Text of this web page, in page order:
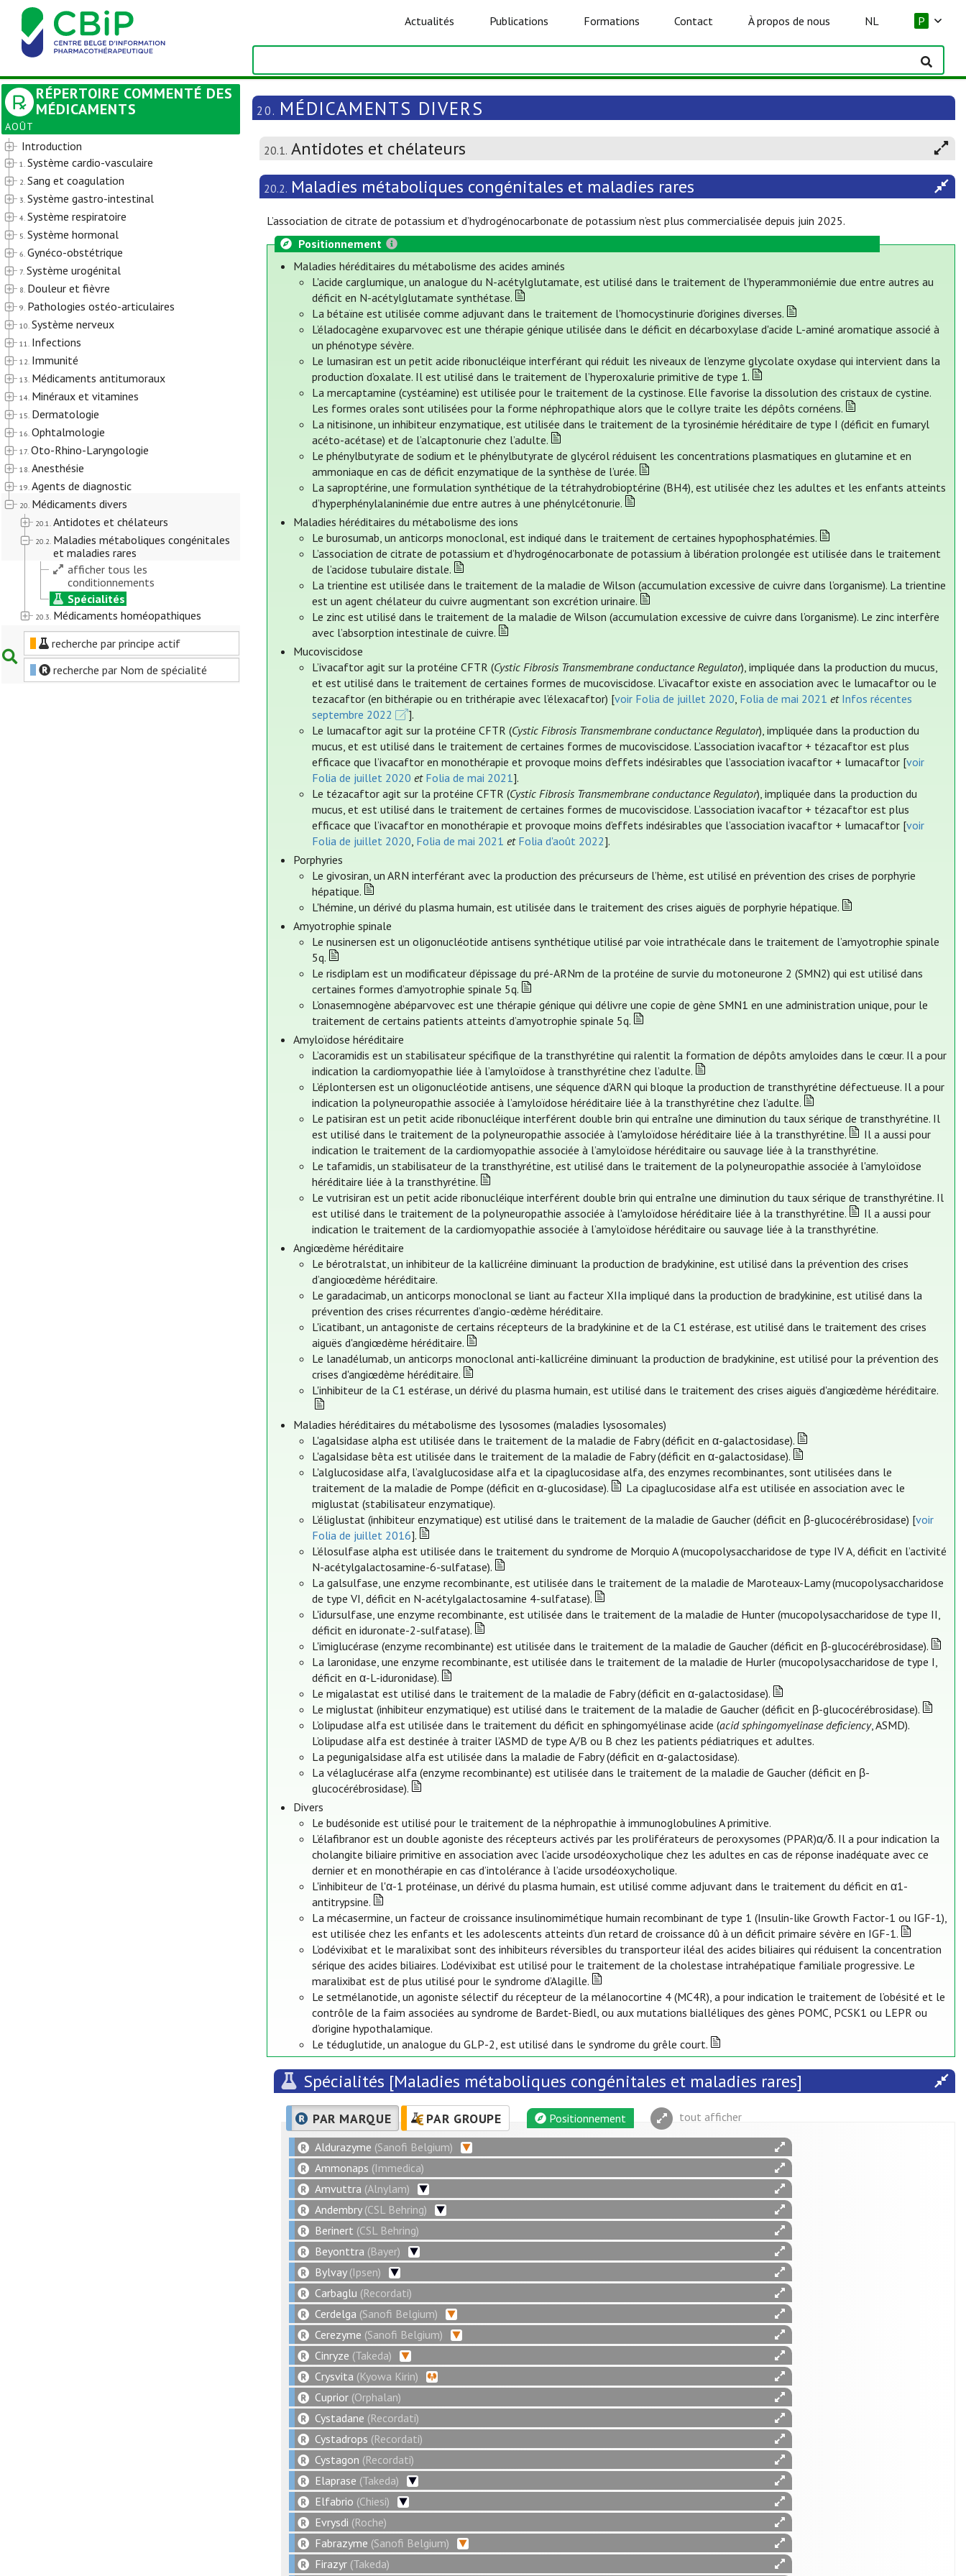
Actualités Publications Formations Contact À propos de nous NL P
RÉPERTOIRE COMMENTÉ DES
MÉDICAMENTS
AOÛT
Introduction
1. Système cardio-vasculaire
2. Sang et coagulation
3. Système gastro-intestinal
4. Système respiratoire
5. Système hormonal
6. Gynéco-obstétrique
7. Système urogénital
8. Douleur et fièvre
9. Pathologies ostéo-articulaires
10. Système nerveux
11. Infections
12. Immunité
13. Médicaments antitumoraux
14. Minéraux et vitamines
15. Dermatologie
16. Ophtalmologie
17. Oto-Rhino-Laryngologie
18. Anesthésie
19. Agents de diagnostic
20. Médicaments divers
20.1. Antidotes et chélateurs
20.2. Maladies métaboliques congénitales
et maladies rares
afficher tous les
conditionnements
Spécialités
20.3. Médicaments homéopathiques
recherche par principe actif
recherche par Nom de spécialité
20. MÉDICAMENTS DIVERS
20.1. Antidotes et chélateurs
20.2. Maladies métaboliques congénitales et maladies rares
L’association de citrate de potassium et d’hydrogénocarbonate de potassium n’est plus commercialisée depuis juin 2025.
Positionnement
Maladies héréditaires du métabolisme des acides aminés
L'acide carglumique, un analogue du N-acétylglutamate, est utilisé dans le traitement de l'hyperammoniémie due entre autres au
déficit en N-acétylglutamate synthétase.
La bétaïne est utilisée comme adjuvant dans le traitement de l'homocystinurie d'origines diverses.
L’éladocagène exuparvovec est une thérapie génique utilisée dans le déficit en décarboxylase d'acide L-aminé aromatique associé à
un phénotype sévère.
Le lumasiran est un petit acide ribonucléique interférant qui réduit les niveaux de l’enzyme glycolate oxydase qui intervient dans la
production d’oxalate. Il est utilisé dans le traitement de l’hyperoxalurie primitive de type 1.
La mercaptamine (cystéamine) est utilisée pour le traitement de la cystinose. Elle favorise la dissolution des cristaux de cystine.
Les formes orales sont utilisées pour la forme néphropathique alors que le collyre traite les dépôts cornéens.
La nitisinone, un inhibiteur enzymatique, est utilisée dans le traitement de la tyrosinémie héréditaire de type I (déficit en fumaryl
acéto-acétase) et de l’alcaptonurie chez l’adulte.
Le phénylbutyrate de sodium et le phénylbutyrate de glycérol réduisent les concentrations plasmatiques en glutamine et en
ammoniaque en cas de déficit enzymatique de la synthèse de l’urée.
La saproptérine, une formulation synthétique de la tétrahydrobioptérine (BH4), est utilisée chez les adultes et les enfants atteints
d’hyperphénylalaninémie due entre autres à une phénylcétonurie.
Maladies héréditaires du métabolisme des ions
Le burosumab, un anticorps monoclonal, est indiqué dans le traitement de certaines hypophosphatémies.
L’association de citrate de potassium et d’hydrogénocarbonate de potassium à libération prolongée est utilisée dans le traitement
de l’acidose tubulaire distale.
La trientine est utilisée dans le traitement de la maladie de Wilson (accumulation excessive de cuivre dans l’organisme). La trientine
est un agent chélateur du cuivre augmentant son excrétion urinaire.
Le zinc est utilisé dans le traitement de la maladie de Wilson (accumulation excessive de cuivre dans l’organisme). Le zinc interfère
avec l’absorption intestinale de cuivre.
Mucoviscidose
L’ivacaftor agit sur la protéine CFTR (Cystic Fibrosis Transmembrane conductance Regulator), impliquée dans la production du mucus,
et est utilisé dans le traitement de certaines formes de mucoviscidose. L’ivacaftor existe en association avec le lumacaftor ou le
tezacaftor (en bithérapie ou en trithérapie avec l’élexacaftor) [voir Folia de juillet 2020, Folia de mai 2021 et Infos récentes
septembre 2022
].
Le lumacaftor agit sur la protéine CFTR (Cystic Fibrosis Transmembrane conductance Regulator), impliquée dans la production du
mucus, et est utilisé dans le traitement de certaines formes de mucoviscidose. L’association ivacaftor + tézacaftor est plus
efficace que l’ivacaftor en monothérapie et provoque moins d’effets indésirables que l’association ivacaftor + lumacaftor [voir
Folia de juillet 2020 et Folia de mai 2021].
Le tézacaftor agit sur la protéine CFTR (Cystic Fibrosis Transmembrane conductance Regulator), impliquée dans la production du
mucus, et est utilisé dans le traitement de certaines formes de mucoviscidose. L’association ivacaftor + tézacaftor est plus
efficace que l’ivacaftor en monothérapie et provoque moins d’effets indésirables que l’association ivacaftor + lumacaftor [voir
Folia de juillet 2020, Folia de mai 2021 et Folia d'août 2022].
Porphyries
Le givosiran, un ARN interférant avec la production des précurseurs de l’hème, est utilisé en prévention des crises de porphyrie
hépatique.
L'hémine, un dérivé du plasma humain, est utilisée dans le traitement des crises aiguës de porphyrie hépatique.
Amyotrophie spinale
Le nusinersen est un oligonucléotide antisens synthétique utilisé par voie intrathécale dans le traitement de l’amyotrophie spinale
5q.
Le risdiplam est un modificateur d’épissage du pré-ARNm de la protéine de survie du motoneurone 2 (SMN2) qui est utilisé dans
certaines formes d’amyotrophie spinale 5q.
L’onasemnogène abéparvovec est une thérapie génique qui délivre une copie de gène SMN1 en une administration unique, pour le
traitement de certains patients atteints d’amyotrophie spinale 5q.
Amyloïdose héréditaire
L’acoramidis est un stabilisateur spécifique de la transthyrétine qui ralentit la formation de dépôts amyloides dans le cœur. Il a pour
indication la cardiomyopathie liée à l’amyloïdose à transthyrétine chez l’adulte.
L’éplontersen est un oligonucléotide antisens, une séquence d’ARN qui bloque la production de transthyrétine défectueuse. Il a pour
indication la polyneuropathie associée à l’amyloïdose héréditaire liée à la transthyrétine chez l’adulte.
Le patisiran est un petit acide ribonucléique interférent double brin qui entraîne une diminution du taux sérique de transthyrétine. Il
est utilisé dans le traitement de la polyneuropathie associée à l'amyloïdose héréditaire liée à la transthyrétine.
Il a aussi pour
indication le traitement de la cardiomyopathie associée à l’amyloïdose héréditaire ou sauvage liée à la transthyrétine.
Le tafamidis, un stabilisateur de la transthyrétine, est utilisé dans le traitement de la polyneuropathie associée à l'amyloïdose
héréditaire liée à la transthyrétine.
Le vutrisiran est un petit acide ribonucléique interférent double brin qui entraîne une diminution du taux sérique de transthyrétine. Il
est utilisé dans le traitement de la polyneuropathie associée à l'amyloïdose héréditaire liée à la transthyrétine.
Il a aussi pour
indication le traitement de la cardiomyopathie associée à l’amyloïdose héréditaire ou sauvage liée à la transthyrétine.
Angiœdème héréditaire
Le bérotralstat, un inhibiteur de la kallicréine diminuant la production de bradykinine, est utilisé dans la prévention des crises
d’angioœdème héréditaire.
Le garadacimab, un anticorps monoclonal se liant au facteur XIIa impliqué dans la production de bradykinine, est utilisé dans la
prévention des crises récurrentes d’angio-œdème héréditaire.
L'icatibant, un antagoniste de certains récepteurs de la bradykinine et de la C1 estérase, est utilisé dans le traitement des crises
aiguës d'angiœdème héréditaire.
Le lanadélumab, un anticorps monoclonal anti-kallicréine diminuant la production de bradykinine, est utilisé pour la prévention des
crises d'angiœdème héréditaire.
L'inhibiteur de la C1 estérase, un dérivé du plasma humain, est utilisé dans le traitement des crises aiguës d'angiœdème héréditaire.
Maladies héréditaires du métabolisme des lysosomes (maladies lysosomales)
L'agalsidase alpha est utilisée dans le traitement de la maladie de Fabry (déficit en α-galactosidase).
L'agalsidase bêta est utilisée dans le traitement de la maladie de Fabry (déficit en α-galactosidase).
L'alglucosidase alfa, l’avalglucosidase alfa et la cipaglucosidase alfa, des enzymes recombinantes, sont utilisées dans le
traitement de la maladie de Pompe (déficit en α-glucosidase).
La cipaglucosidase alfa est utilisée en association avec le
miglustat (stabilisateur enzymatique).
L’éliglustat (inhibiteur enzymatique) est utilisé dans le traitement de la maladie de Gaucher (déficit en β-glucocérébrosidase) [voir
Folia de juillet 2016].
L’élosulfase alpha est utilisée dans le traitement du syndrome de Morquio A (mucopolysaccharidose de type IV A, déficit en l’activité
N-acétylgalactosamine-6-sulfatase).
La galsulfase, une enzyme recombinante, est utilisée dans le traitement de la maladie de Maroteaux-Lamy (mucopolysaccharidose
de type VI, déficit en N-acétylgalactosamine 4-sulfatase).
L'idursulfase, une enzyme recombinante, est utilisée dans le traitement de la maladie de Hunter (mucopolysaccharidose de type II,
déficit en iduronate-2-sulfatase).
L'imiglucérase (enzyme recombinante) est utilisée dans le traitement de la maladie de Gaucher (déficit en β-glucocérébrosidase).
La laronidase, une enzyme recombinante, est utilisée dans le traitement de la maladie de Hurler (mucopolysaccharidose de type I,
déficit en α-L-iduronidase).
Le migalastat est utilisé dans le traitement de la maladie de Fabry (déficit en α-galactosidase).
Le miglustat (inhibiteur enzymatique) est utilisé dans le traitement de la maladie de Gaucher (déficit en β-glucocérébrosidase).
L’olipudase alfa est utilisée dans le traitement du déficit en sphingomyélinase acide (acid sphingomyelinase deficiency, ASMD).
L’olipudase alfa est destinée à traiter l’ASMD de type A/B ou B chez les patients pédiatriques et adultes.
La pegunigalsidase alfa est utilisée dans la maladie de Fabry (déficit en α-galactosidase).
La vélaglucérase alfa (enzyme recombinante) est utilisée dans le traitement de la maladie de Gaucher (déficit en β-
glucocérébrosidase).
Divers
Le budésonide est utilisé pour le traitement de la néphropathie à immunoglobulines A primitive.
L’élafibranor est un double agoniste des récepteurs activés par les proliférateurs de peroxysomes (PPAR)α/δ. Il a pour indication la
cholangite biliaire primitive en association avec l’acide ursodéoxycholique chez les adultes en cas de réponse inadéquate avec ce
dernier et en monothérapie en cas d’intolérance à l’acide ursodéoxycholique.
L'inhibiteur de l'α-1 protéinase, un dérivé du plasma humain, est utilisé comme adjuvant dans le traitement du déficit en α1-
antitrypsine.
La mécasermine, un facteur de croissance insulinomimétique humain recombinant de type 1 (Insulin-like Growth Factor-1 ou IGF-1),
est utilisée chez les enfants et les adolescents atteints d’un retard de croissance dû à un déficit primaire sévère en IGF-1.
L’odévixibat et le maralixibat sont des inhibiteurs réversibles du transporteur iléal des acides biliaires qui réduisent la concentration
sérique des acides biliaires. L’odévixibat est utilisé pour le traitement de la cholestase intrahépatique familiale progressive. Le
maralixibat est de plus utilisé pour le syndrome d’Alagille.
Le setmélanotide, un agoniste sélectif du récepteur de la mélanocortine 4 (MC4R), a pour indication le traitement de l’obésité et le
contrôle de la faim associées au syndrome de Bardet-Biedl, ou aux mutations bialléliques des gènes POMC, PCSK1 ou LEPR ou
d’origine hypothalamique.
Le téduglutide, un analogue du GLP-2, est utilisé dans le syndrome du grêle court.
Spécialités [Maladies métaboliques congénitales et maladies rares]
PAR MARQUE PAR GROUPE Positionnement tout afficher
Aldurazyme (Sanofi Belgium)
Ammonaps (Immedica)
Amvuttra (Alnylam)
Andembry(CSL Behring)
Berinert (CSL Behring)
Beyonttra (Bayer)
Bylvay(Ipsen)
Carbaglu (Recordati)
Cerdelga (Sanofi Belgium)
Cerezyme (Sanofi Belgium)
Cinryze (Takeda)
Crysvita (Kyowa Kirin)
Cuprior (Orphalan)
Cystadane (Recordati)
Cystadrops (Recordati)
Cystagon (Recordati)
Elaprase (Takeda)
Elfabrio (Chiesi)
Evrysdi (Roche)
Fabrazyme (Sanofi Belgium)
Firazyr (Takeda)